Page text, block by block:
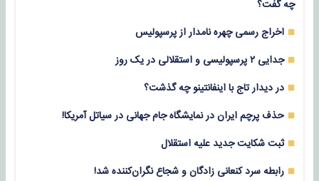
چه گفت؟
اخراج رسمی چهره نامدار از پرسپولیس
جدایی ۲ پرسپولیسی و استقلالی در یک روز
در دیدار تاج با اینفانتینو چه گذشت؟
حذف پرچم ایران در نمایشگاه جام جهانی در سیاتل آمریکا!
ثبت شکایت جدید علیه استقلال
رابطه سرد کنعانی زادگان و شجاع نگران‌کننده شد!